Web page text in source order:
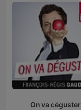
On va déguster